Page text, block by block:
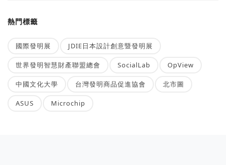
熱門標籤
國際發明展 JDIE日本設計創意暨發明展
世界發明智慧財產聯盟總會 SocialLab OpView
中國文化大學 台灣發明商品促進協會 北市圖
ASUS Microchip